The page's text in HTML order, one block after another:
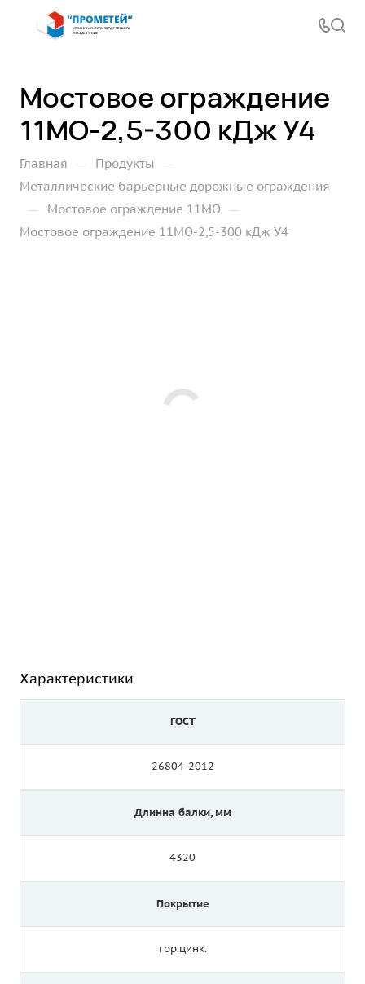
Мостовое ограждение
11МО-2,5-300 кДж У4
Главная — Продукты —
Металлические барьерные дорожные ограждения
— Мостовое ограждение 11МО —
Мостовое ограждение 11МО-2,5-300 кДж У4
Характеристики
ГОСТ
26804-2012
Длинна балки, мм
4320
Покрытие
гор.цинк.